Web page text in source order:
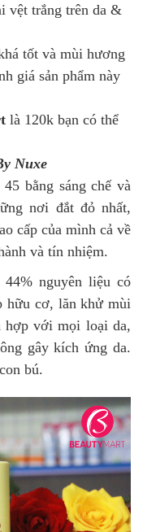
vệt trắng trên da &
tốt và mùi hương
giá sản phẩm này
là 120k bạn có thể
Nuxe
bằng sáng chế và
nơi đắt đỏ nhất,
cấp của mình cả về
và tín nhiệm.
nguyên liệu có
hữu cơ, lăn khử mùi
hợp với mọi loại da,
gây kích ứng da.
bú.